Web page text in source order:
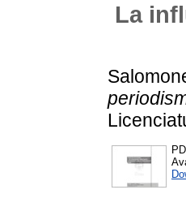
La